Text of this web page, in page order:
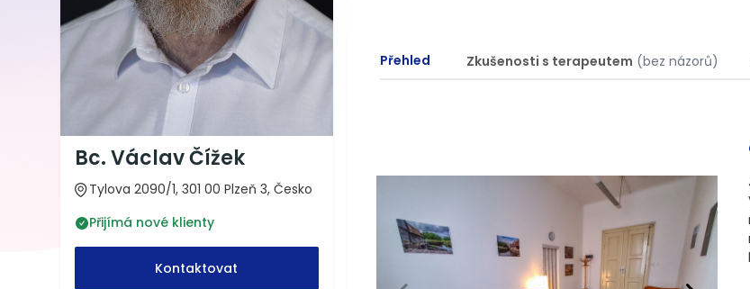
Bc. Václav Čížek
Tylova 2090/1, 301 00 Plzeň 3, Česko
Přijímá nové klienty
Kontaktovat
Přehled Zkušenosti s terapeutem (bez názorů)